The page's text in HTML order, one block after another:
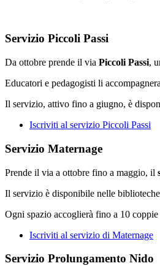
Servizio Piccoli Passi
Da ottobre prende il via Piccoli Passi,
Educatori e pedagogisti li
Il servizio, attivo fino a giugno, è
Iscriviti al servizio Piccoli Passi
Servizio Maternage
Prende il via a ottobre fino a maggio, il
Il servizio è disponibile nelle
Ogni spazio accoglierà fino a 10
Iscriviti al servizio di Maternage
Servizio Prolungamento Nido